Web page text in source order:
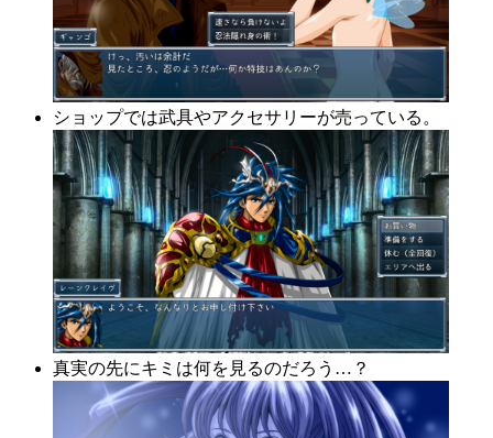
ショップでは武具やアクセサリーが売っている。
真実の先にキミは何を見るのだろう…？